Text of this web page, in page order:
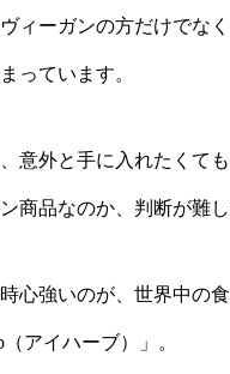
ィーガンの方だけでな
っています。
意外と手に入れたくて
商品なのか、判断が難
心強いのが、世界中の
（アイハーブ）」。